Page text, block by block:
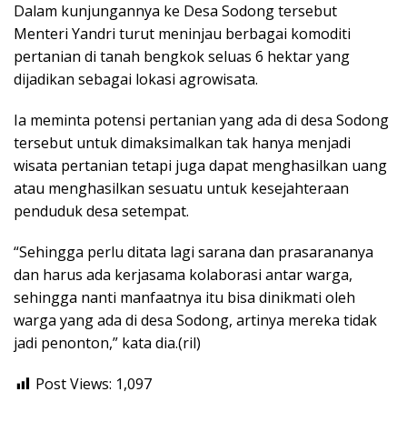
Dalam kunjungannya ke Desa Sodong tersebut
Menteri Yandri turut meninjau berbagai komoditi
pertanian di tanah bengkok seluas 6 hektar yang
dijadikan sebagai lokasi agrowisata.
Ia meminta potensi pertanian yang ada di desa Sodong
tersebut untuk dimaksimalkan tak hanya menjadi
wisata pertanian tetapi juga dapat menghasilkan uang
atau menghasilkan sesuatu untuk kesejahteraan
penduduk desa setempat.
“Sehingga perlu ditata lagi sarana dan prasarananya
dan harus ada kerjasama kolaborasi antar warga,
sehingga nanti manfaatnya itu bisa dinikmati oleh
warga yang ada di desa Sodong, artinya mereka tidak
jadi penonton,” kata dia.(ril)
Post Views: 1,097